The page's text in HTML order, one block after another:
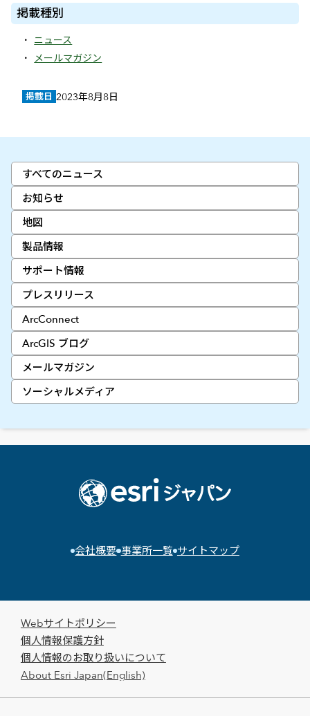
すべてのニュース
お知らせ
地図
製品情報
サポート情報
プレスリリース
ArcConnect
ArcGIS ブログ
メールマガジン
ソーシャルメディア
掲載種別
ニュース
メールマガジン
掲載日 2023年8月8日
会社概要 事業所一覧 サイトマップ
Webサイトポリシー
個人情報保護方針
個人情報のお取り扱いについて
About Esri Japan(English)